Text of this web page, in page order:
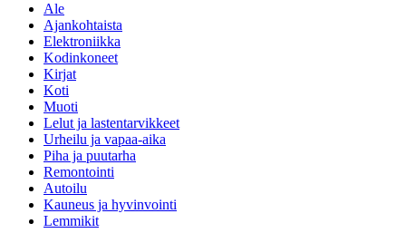
Ale
Ajankohtaista
Elektroniikka
Kodinkoneet
Kirjat
Koti
Muoti
Lelut ja lastentarvikkeet
Urheilu ja vapaa-aika
Piha ja puutarha
Remontointi
Autoilu
Kauneus ja hyvinvointi
Lemmikit